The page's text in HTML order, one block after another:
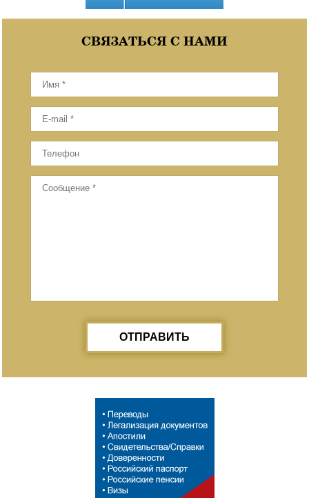
СВЯЗАТЬСЯ С НАМИ
ОТПРАВИТЬ